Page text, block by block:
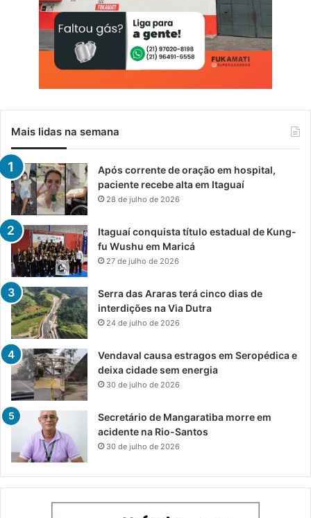
Mais lidas na semana
Após corrente de oração em hospital,
paciente recebe alta em Itaguaí
28 de julho de 2026
Itaguaí conquista título estadual de Kung-
fu Wushu em Maricá
27 de julho de 2026
Serra das Araras terá cinco dias de
interdições na Via Dutra
24 de julho de 2026
Vendaval causa estragos em Seropédica e
deixa cidade sem energia
30 de julho de 2026
Secretário de Mangaratiba morre em
acidente na Rio-Santos
30 de julho de 2026